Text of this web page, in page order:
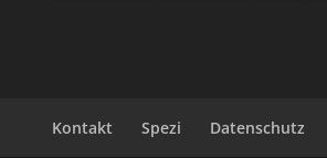
Kontakt Spezi Datenschutz